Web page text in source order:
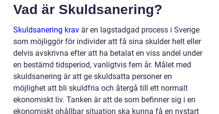
Vad är Skuldsanering?
Skuldsanering krav är en lagstadgad process i Sverige
som möjliggör för individer att få sina skulder helt eller
delvis avskrivna efter att ha betalat en viss andel under
en bestämd tidsperiod, vanligtvis fem år. Målet med
skuldsanering är att ge skuldsatta personer en
möjlighet att bli skuldfria och återgå till ett normalt
ekonomiskt liv. Tanken är att de som befinner sig i en
ekonomiskt ohållbar situation ska kunna få en nystart